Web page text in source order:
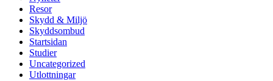
Resor
Skydd & Miljö
Skyddsombud
Startsidan
Studier
Uncategorized
Utlottningar